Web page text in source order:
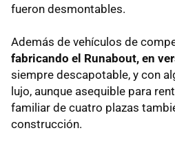
fueron desmontables.
Además de vehículos de
fabricando el Runabout, en
siempre descapotable, y con
lujo, aunque asequible para
familiar de cuatro plazas
construcción.